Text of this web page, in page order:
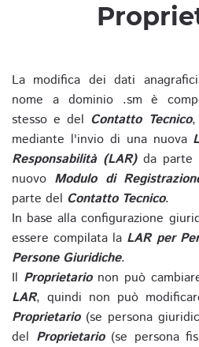
La modifica dei dati
nome a dominio .sm è
stesso e del Contatto Tecnico,
mediante l'invio di una nuova
Responsabilità (LAR)da parte
nuovo Modulo di
parte del Contatto Tecnico.
In base alla configurazione
essere compilata la LAR per
Persone Giuridiche.
Il Proprietarionon può
LAR, quindi non può
Proprietario(se persona
del Proprietario(se persona